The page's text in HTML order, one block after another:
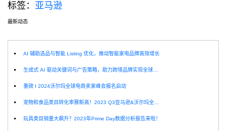
标签： 亚马逊
最新动态
AI 辅助选品与智能 Listing 优化，推动智能家电品牌高效增长
生成式 AI 驱动关键词与广告策略，助力跨境品牌实现全球增长突破
重磅 I 2024沃尔玛全球电商卖家峰会报名启动
宠物和食品类目转化率赛新高！2023 Q3亚马逊&沃尔玛全球电商CPC数据发布！
玩具类目销量大飙升？2023年Prime Day数据分析报告来啦！